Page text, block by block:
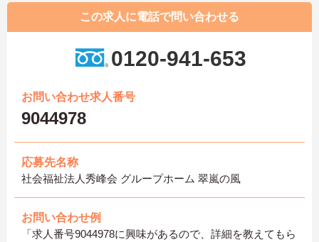
この求人に電話で問い合わせる
0120-941-653
お問い合わせ求人番号
9044978
応募先名称
社会福祉法人秀峰会 グループホーム 翠嵐の風
お問い合わせ例
「求人番号9044978に興味があるので、詳細を教えてもら